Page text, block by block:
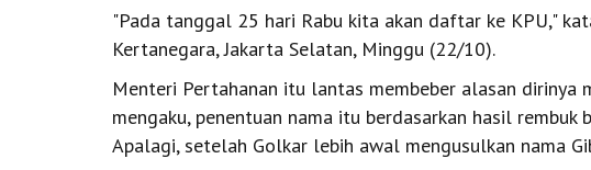
"Pada tanggal 25 hari Rabu kita akan daftar ke KPU,"
Kertanegara, Jakarta Selatan, Minggu (22/10).
Menteri Pertahanan itu lantas membeber alasan dirinya
mengaku, penentuan nama itu berdasarkan hasil
Apalagi, setelah Golkar lebih awal mengusulkan nama